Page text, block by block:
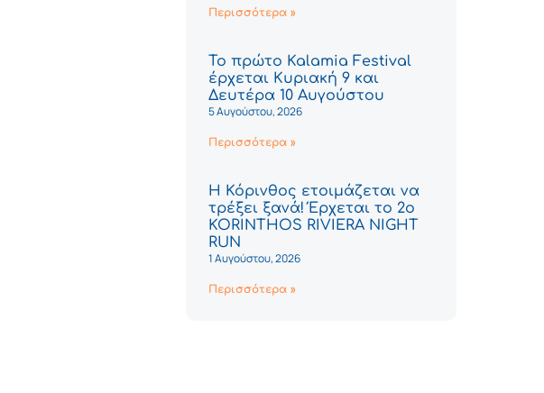
Περισσότερα »
Το πρώτο Kalamia Festival
έρχεται Κυριακή 9 και
Δευτέρα 10 Αυγούστου
5 Αυγούστου, 2026
Περισσότερα »
Η Κόρινθος ετοιμάζεται να
τρέξει ξανά! Έρχεται το 2ο
KORINTHOS RIVIERA NIGHT
RUN
1 Αυγούστου, 2026
Περισσότερα »